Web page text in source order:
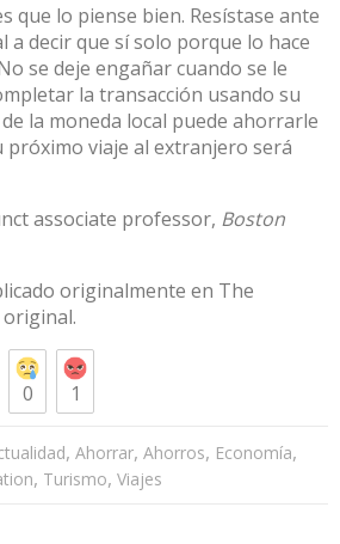
que lo piense bien. Resístase ante
a decir que sí solo porque lo hace
se deje engañar cuando se le
la transacción usando su
la moneda local puede ahorrarle
viaje al extranjero será
associate professor, Boston
originalmente en The
original.
0 1
, Ahorrar, Ahorros, Economía,
, Turismo, Viajes